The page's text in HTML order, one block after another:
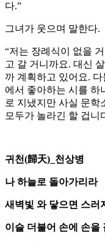
다.”
그녀가 웃으며 말한다.
“저는 장례식이 없을
고 갈 거니까요. 대신
까 계획하고 있어요.
에서 좋아하는 시를 하
로 지냈지만 사실 문학
모두가 놀라긴 할 겁니
귀천(歸天)_천상병
나 하늘로 돌아가리라
새벽빛 와 닿으면 스러
이슬 더불어 손에 손을